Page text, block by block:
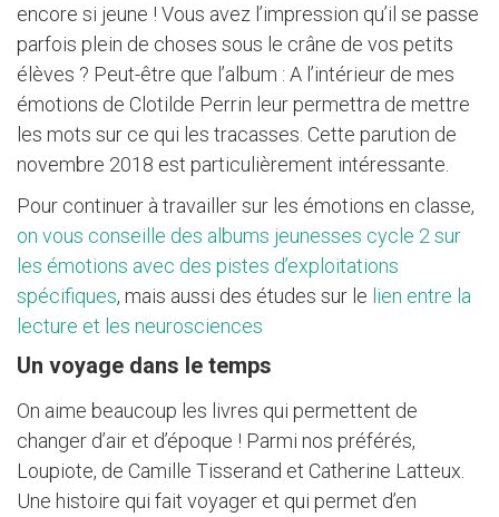
encore si jeune ! Vous avez l’impression qu’il se passe
parfois plein de choses sous le crâne de vos petits
élèves ? Peut-être que l’album : A l’intérieur de mes
émotions de Clotilde Perrin leur permettra de mettre
les mots sur ce qui les tracasses. Cette parution de
novembre 2018 est particulièrement intéressante.
Pour continuer à travailler sur les émotions en classe,
on vous conseille des albums jeunesses cycle 2 sur
les émotions avec des pistes d’exploitations
spécifiques, mais aussi des études sur le lien entre la
lecture et les neurosciences
Un voyage dans le temps
On aime beaucoup les livres qui permettent de
changer d’air et d’époque ! Parmi nos préférés,
Loupiote, de Camille Tisserand et Catherine Latteux.
Une histoire qui fait voyager et qui permet d’en